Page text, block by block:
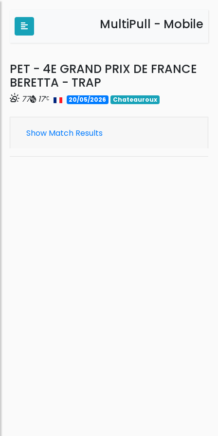
MultiPull - Mobile
PET - 4E GRAND PRIX DE FRANCE
BERETTA - TRAP
77 17 20/05/2026 Chateauroux
Show Match Results